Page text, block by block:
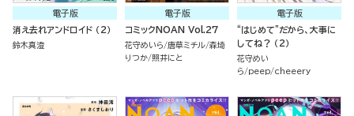
電子版
消え去れアンドロイド （2）
鈴木真澄
電子版
コミックNOAN Vol.27
花守めいら 唐草ミチル 森埼
りつか 照井にと
電子版
“はじめて”だから、大事に
してね？ （2）
花守めい
ら
peep cheeery